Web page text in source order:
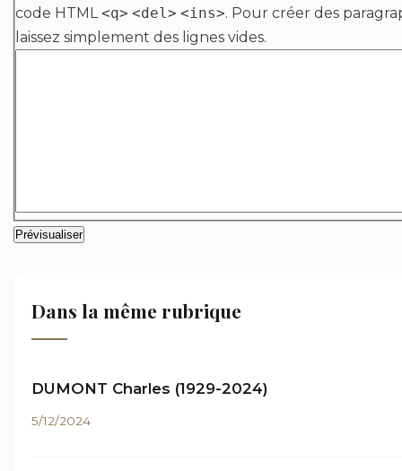
code HTML<q> <del> <ins>. Pour créer des
laissez simplement des lignes vides.
Dans la même rubrique
DUMONT Charles (1929-2024)
5/12/2024